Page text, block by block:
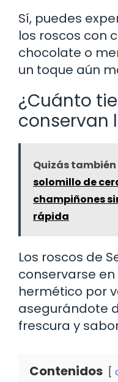
Sí, puedes
los roscos con
chocolate o
un toque aún
¿Cuánto
conservan
Quizás
solomillo de
champiñones
rápida
Los roscos de
conservarse
hermético por
asegurándote
frescura y
Contenidos